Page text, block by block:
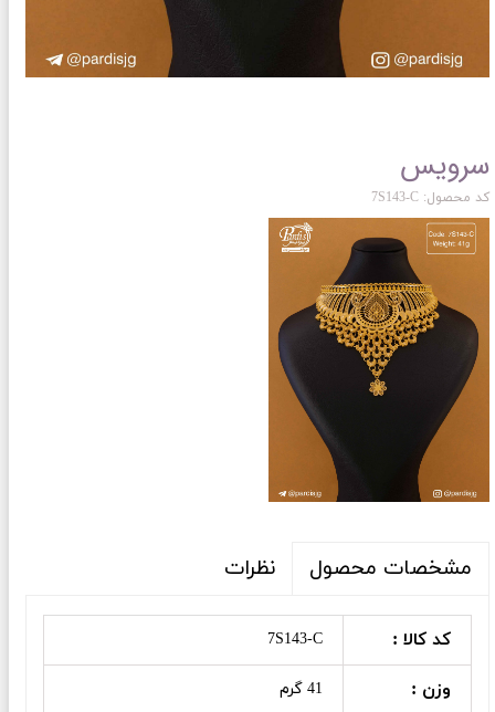
سرویس
کد محصول: 7S143-C
مشخصات محصول نظرات
کد کالا : 7S143-C
وزن : 41 گرم